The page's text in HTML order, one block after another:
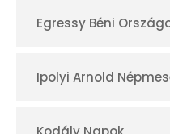
Egressy Béni
Ipolyi Arnold